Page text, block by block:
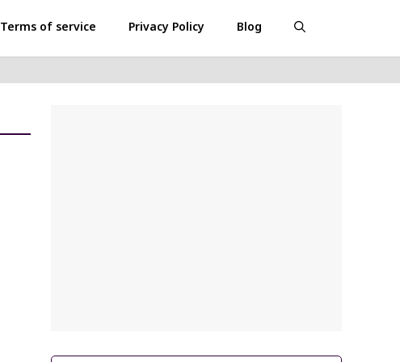
Terms of service Privacy Policy Blog